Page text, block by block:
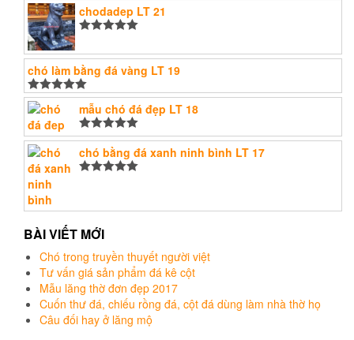
chodadep LT 21
hạng5.005
sao
chó làm bằng đá vàng LT 19
Được xếp
hạng5.00
5
sao
mẫu chó đá đẹp LT 18
Được xếp
hạng5.005
sao
chó bằng đá xanh ninh bình LT 17
BÀI VIẾT MỚI
Chó trong truyền thuyết người việt
Tư vấn giá sản phẩm đá kê cột
Mẫu lăng thờ đơn đẹp 2017
Cuốn thư đá, chiếu rồng đá, cột đá dùng làm nhà thờ họ
Câu đối hay ở lăng mộ